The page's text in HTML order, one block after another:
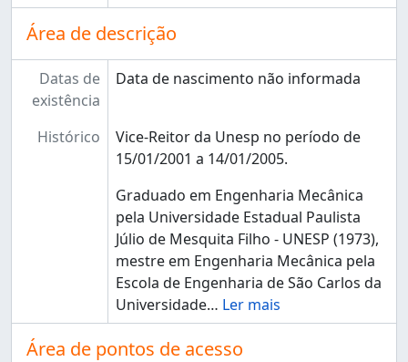
Área de descrição
Datas de
existência
Data de nascimento não informada
Histórico
Vice-Reitor da Unesp no período de
15/01/2001 a 14/01/2005.
Graduado em Engenharia Mecânica
pela Universidade Estadual Paulista
Júlio de Mesquita Filho - UNESP (1973),
mestre em Engenharia Mecânica pela
Escola de Engenharia de São Carlos da
Universidade… Ler mais
Área de pontos de acesso